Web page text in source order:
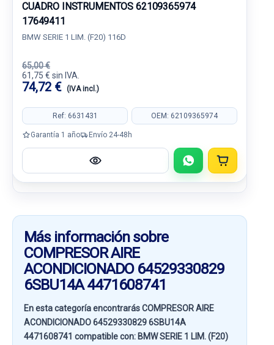
CUADRO INSTRUMENTOS 62109365974
17649411
BMW SERIE 1 LIM. (F20) 116D
65,00 €
61,75 € sin IVA.
74,72 € (IVA incl.)
Ref: 6631431 OEM: 62109365974
Garantía 1 año Envío 24-48h
Más información sobre
COMPRESOR AIRE
ACONDICIONADO 64529330829
6SBU14A 4471608741
En esta categoría encontrarás COMPRESOR AIRE
ACONDICIONADO 64529330829 6SBU14A
4471608741 compatible con: BMW SERIE 1 LIM. (F20)